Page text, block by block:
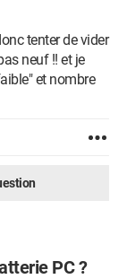
tenter de vider
neuf !! et je
et nombre
PC ?